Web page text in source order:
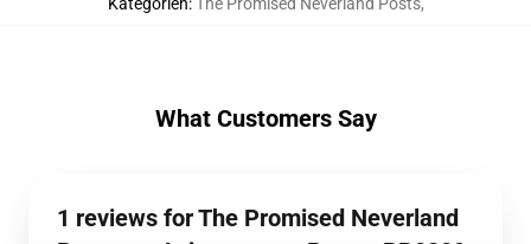
What Customers Say
1 reviews for The Promised Neverland